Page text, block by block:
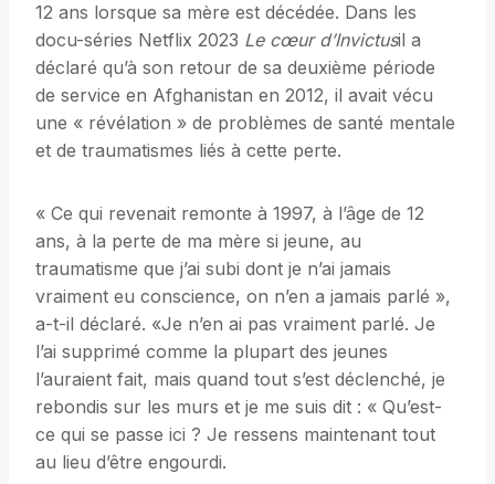
12 ans lorsque sa mère est décédée. Dans les
docu-séries Netflix 2023 Le cœur d’Invictusil a
déclaré qu’à son retour de sa deuxième période
de service en Afghanistan en 2012, il avait vécu
une « révélation » de problèmes de santé mentale
et de traumatismes liés à cette perte.
« Ce qui revenait remonte à 1997, à l’âge de 12
ans, à la perte de ma mère si jeune, au
traumatisme que j’ai subi dont je n’ai jamais
vraiment eu conscience, on n’en a jamais parlé »,
a-t-il déclaré. «Je n’en ai pas vraiment parlé. Je
l’ai supprimé comme la plupart des jeunes
l’auraient fait, mais quand tout s’est déclenché, je
rebondis sur les murs et je me suis dit : « Qu’est-
ce qui se passe ici ? Je ressens maintenant tout
au lieu d’être engourdi.